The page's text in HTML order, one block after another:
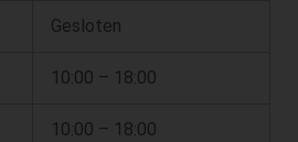
Gesloten
10:00 – 18:00
10:00 – 18:00